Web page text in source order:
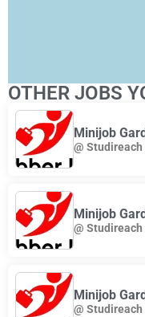
OTHER JOBS
Minijob
@
Minijob
@
Minijob
@